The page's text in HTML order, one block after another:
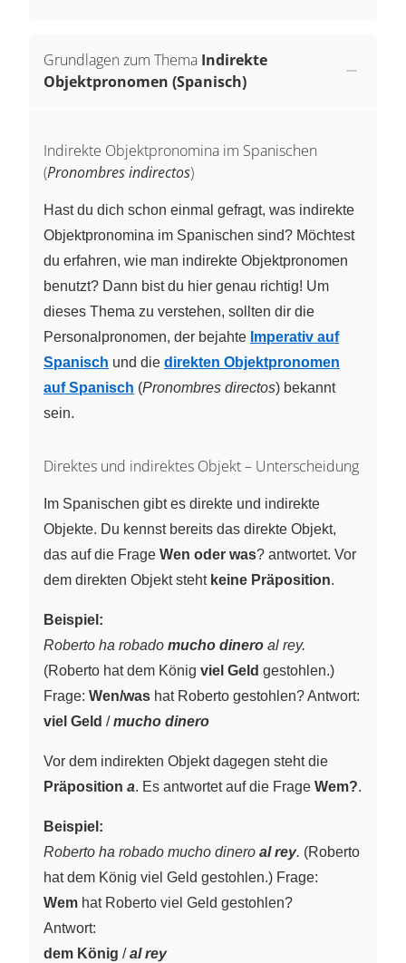
Grundlagen zum Thema Indirekte
Objektpronomen (Spanisch)
Indirekte Objektpronomina im Spanischen
(Pronombres indirectos)
Hast du dich schon einmal gefragt, was indirekte
Objektpronomina im Spanischen sind? Möchtest
du erfahren, wie man indirekte Objektpronomen
benutzt? Dann bist du hier genau richtig! Um
dieses Thema zu verstehen, sollten dir die
Personalpronomen, der bejahte Imperativ auf
Spanisch und die direkten Objektpronomen
auf Spanisch (Pronombres directos) bekannt
sein.
Direktes und indirektes Objekt – Unterscheidung
Im Spanischen gibt es direkte und indirekte
Objekte. Du kennst bereits das direkte Objekt,
das auf die Frage Wen oder was? antwortet. Vor
dem direkten Objekt steht keine Präposition.
Beispiel:
Roberto ha robado mucho dinero al rey.
(Roberto hat dem König viel Geld gestohlen.)
Frage: Wen/was hat Roberto gestohlen? Antwort:
viel Geld /mucho dinero
Vor dem indirekten Objekt dagegen steht die
Präposition a. Es antwortet auf die Frage Wem?.
Beispiel:
Roberto ha robado mucho dinero al rey. (Roberto
hat dem König viel Geld gestohlen.) Frage:
Wem hat Roberto viel Geld gestohlen?
Antwort:
dem König /al rey